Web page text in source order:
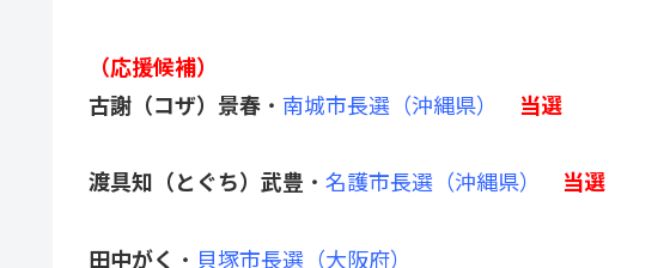
（応援候補）
古謝（コザ）景春 ・ 南城市長選（沖縄県） 当選
渡具知（とぐち）武豊 ・ 名護市長選（沖縄県） 当選
田中がく ・ 貝塚市長選（大阪府）